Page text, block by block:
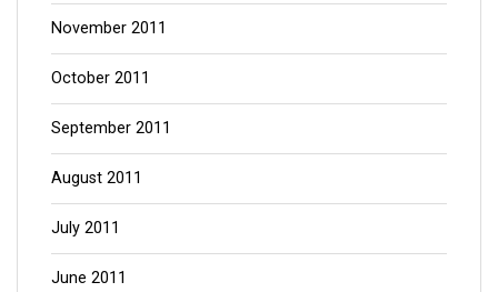
November 2011
October 2011
September 2011
August 2011
July 2011
June 2011